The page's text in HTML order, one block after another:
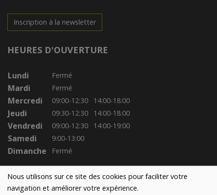
Nous utilisons sur ce site des cookies pour faciliter votre
navigation et améliorer votre expérience.
Inscription à la newsletter
HEURES D'OUVERTURE
Lundi Fermé
Mardi Fermé
Mercredi 09:00-12:30 14:00-18:00
Jeudi 09:30-12:30 14:00-18:00
Vendredi 09:00-12:30 14:00-19:00
Samedi 9:00-13:00
Dimanche Fermé